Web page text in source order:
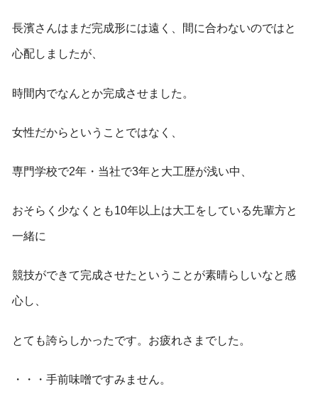
長濱さんはまだ完成形には遠く、間に合わないのではと
心配しましたが、
時間内でなんとか完成させました。
女性だからということではなく、
専門学校で2年・当社で3年と大工歴が浅い中、
おそらく少なくとも10年以上は大工をしている先輩方と
一緒に
競技ができて完成させたということが素晴らしいなと感
心し、
とても誇らしかったです。お疲れさまでした。
・・・手前味噌ですみません。